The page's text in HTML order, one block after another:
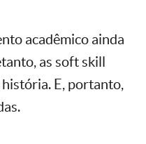
acadêmico ainda
as soft skill
E, portanto,